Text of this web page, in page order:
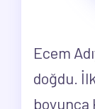
Ecem
doğdu.
boyunca